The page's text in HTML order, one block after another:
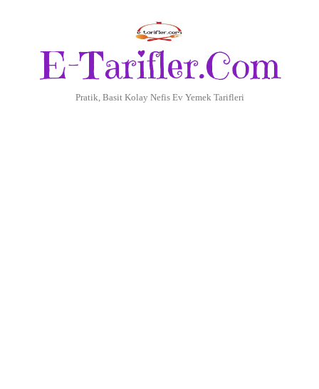
E-Tarifler.Com
Pratik, Basit Kolay Nefis Ev Yemek Tarifleri